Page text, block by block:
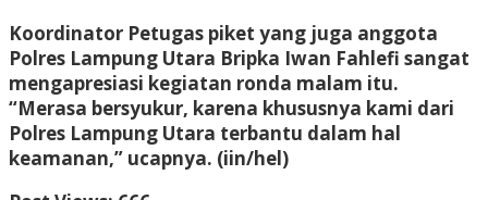
Koordinator Petugas piket yang juga anggota
Polres Lampung Utara Bripka Iwan Fahlefi sangat
mengapresiasi kegiatan ronda malam itu.
“Merasa bersyukur, karena khususnya kami dari
Polres Lampung Utara terbantu dalam hal
keamanan,” ucapnya. (iin/hel)